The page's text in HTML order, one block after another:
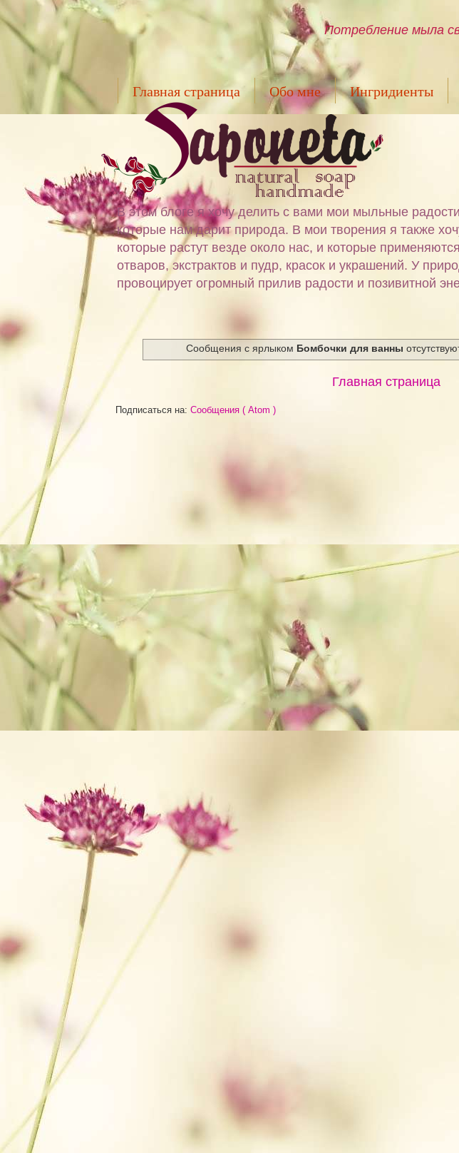
Потребление мыла
Главная страница Обо мне Ингридиенты
В этом блоге я хочу делить с вами мои мыльные
которые нам дарит природа. В мои творения я также
которые растут везде около нас, и которые
отваров, экстрактов и пудр, красок и украшений. У
провоцирует огромный прилив радости и позивитной
Сообщения с ярлыком Бомбочки для ванны
Главная страница
Подписаться на: Сообщения ( Atom )